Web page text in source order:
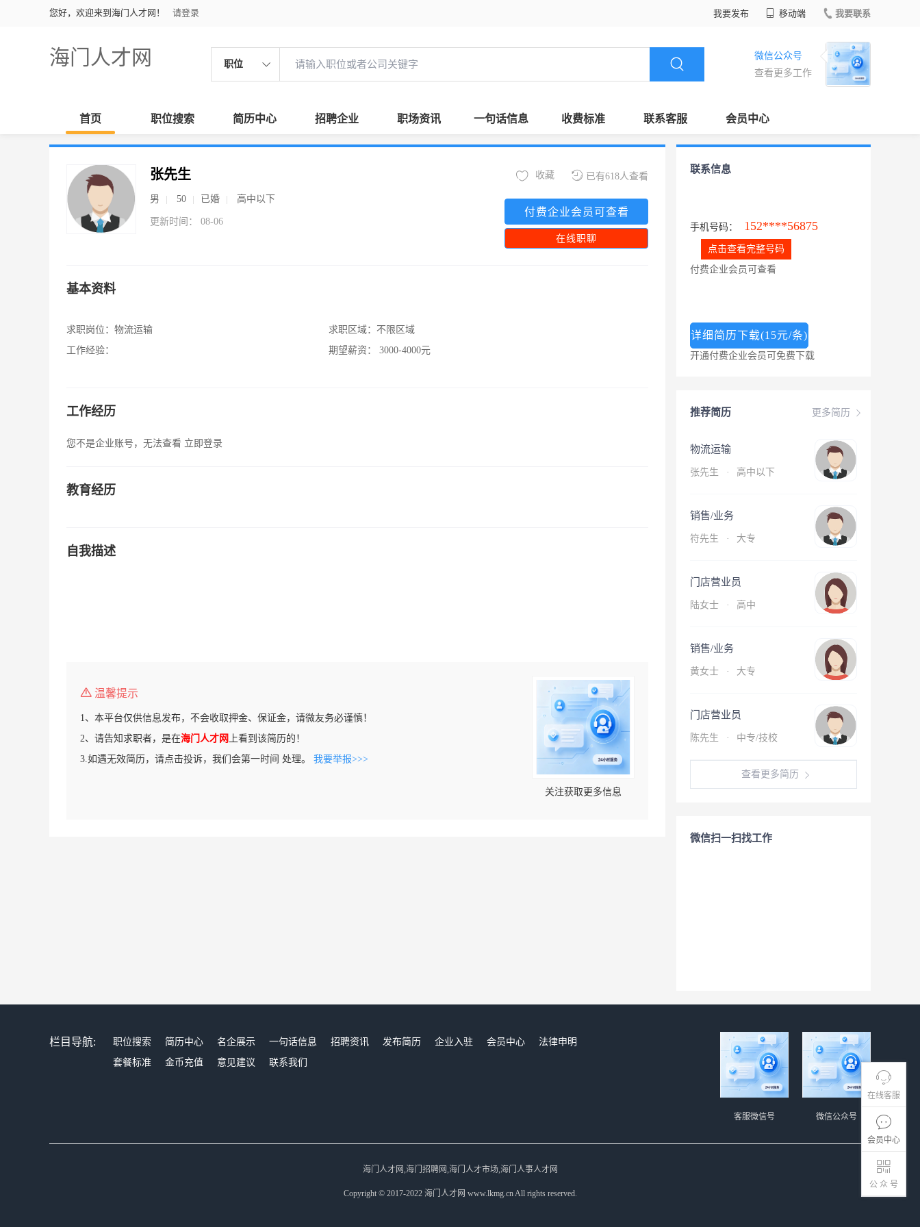
您好，欢迎来到海门人才网！ 请登录 我要发布 移动端 我要联系
海门人才网 职位
微信公众号
查看更多工作
首页 职位搜索 简历中心 招聘企业 职场资讯 一句话信息 收费标准 联系客服 会员中心
在线客服
会员中心
公 众 号
张先生
男 50 已婚 高中以下
更新时间： 08-06
已有618人查看
收藏
付费企业会员可查看
在线职聊
基本资料
求职岗位： 物流运输
工作经验：
求职区域： 不限区域
期望薪资：
3000-4000元
工作经历
您不是企业账号，无法查看 立即登录
教育经历
自我描述
温馨提示
1、本平台仅供信息发布，不会收取押金、保证金，请微友务必谨慎！
2、请告知求职者，是在海门人才网 上看到该简历的！
3.如遇无效简历，请点击投诉，我们会第一时间 处理。 我要举报>>>
关注获取更多信息
联系信息
手机号码： 152****56875
点击查看完整号码
付费企业会员可查看
详细简历下载(15元/条)
开通付费企业会员可免费下载
更多简历
推荐简历
物流运输
张先生 · 高中以下
销售/业务
符先生 · 大专
门店营业员
陆女士 · 高中
销售/业务
黄女士 · 大专
门店营业员
陈先生 · 中专/技校
查看更多简历
微信扫一扫找工作
栏目导航: 职位搜索 简历中心 名企展示 一句话信息 招聘资讯 发布简历 企业入驻 会员中心
法律申明
套餐标准
金币充值 意见建议 联系我们
微信公众号
客服微信号
海门人才网,海门招聘网,海门人才市场,海门人事人才网
Copyright © 2017-2022 海门人才网 www.lkmg.cn All rights reserved.